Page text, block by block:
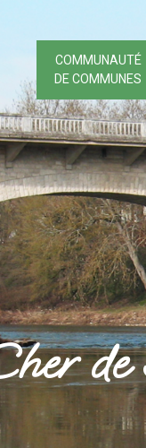
COMMUNAUTÉ
DE COMMUNES
de